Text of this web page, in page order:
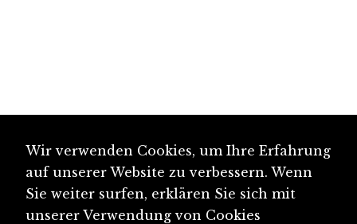
Wir verwenden Cookies, um Ihre Erfahrung
auf unserer Website zu verbessern. Wenn
Sie weiter surfen, erklären Sie sich mit
unserer Verwendung von Cookies